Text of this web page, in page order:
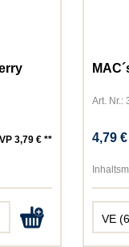
3,79 € **
Art. Nr.:
4,79